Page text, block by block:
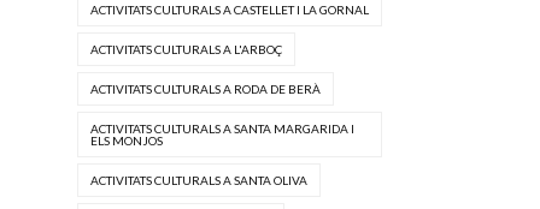
ACTIVITATS CULTURALS A CASTELLET I LA GORNAL
ACTIVITATS CULTURALS A L'ARBOÇ
ACTIVITATS CULTURALS A RODA DE BERÀ
ACTIVITATS CULTURALS A SANTA MARGARIDA I
ELS MONJOS
ACTIVITATS CULTURALS A SANTA OLIVA